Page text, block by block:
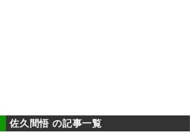
佐久間悟 の記事一覧